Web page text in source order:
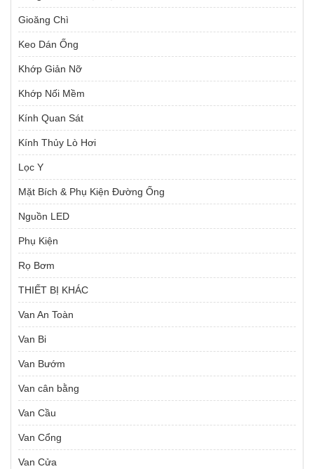
Gioăng Chì
Keo Dán Ống
Khớp Giản Nỡ
Khớp Nối Mềm
Kính Quan Sát
Kính Thủy Lò Hơi
Lọc Y
Mặt Bích & Phụ Kiện Đường Ống
Nguồn LED
Phụ Kiện
Rọ Bơm
THIẾT BỊ KHÁC
Van An Toàn
Van Bi
Van Bướm
Van cân bằng
Van Cầu
Van Cổng
Van Cửa